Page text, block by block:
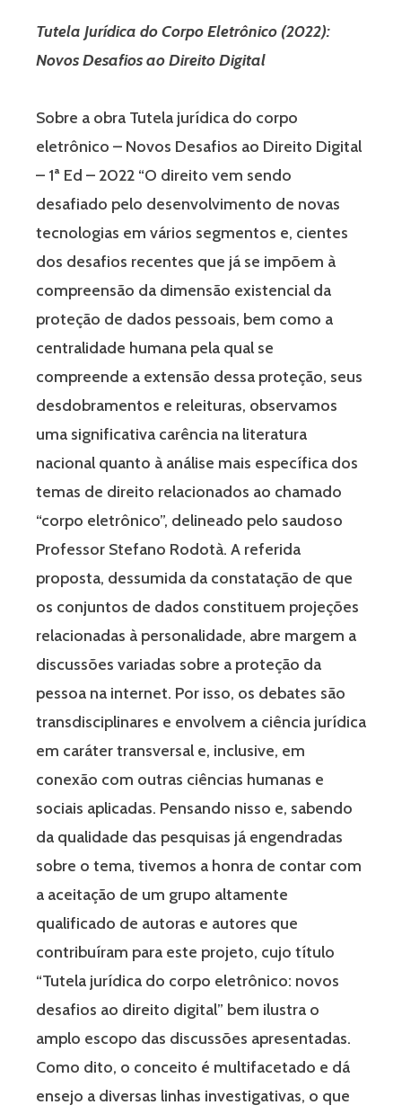
Tutela Jurídica do Corpo Eletrônico (2022):
Novos Desafios ao Direito Digital
Sobre a obra Tutela jurídica do corpo
eletrônico – Novos Desafios ao Direito Digital
– 1ª Ed – 2022 “O direito vem sendo
desafiado pelo desenvolvimento de novas
tecnologias em vários segmentos e, cientes
dos desafios recentes que já se impõem à
compreensão da dimensão existencial da
proteção de dados pessoais, bem como a
centralidade humana pela qual se
compreende a extensão dessa proteção, seus
desdobramentos e releituras, observamos
uma significativa carência na literatura
nacional quanto à análise mais específica dos
temas de direito relacionados ao chamado
“corpo eletrônico”, delineado pelo saudoso
Professor Stefano Rodotà. A referida
proposta, dessumida da constatação de que
os conjuntos de dados constituem projeções
relacionadas à personalidade, abre margem a
discussões variadas sobre a proteção da
pessoa na internet. Por isso, os debates são
transdisciplinares e envolvem a ciência jurídica
em caráter transversal e, inclusive, em
conexão com outras ciências humanas e
sociais aplicadas. Pensando nisso e, sabendo
da qualidade das pesquisas já engendradas
sobre o tema, tivemos a honra de contar com
a aceitação de um grupo altamente
qualificado de autoras e autores que
contribuíram para este projeto, cujo título
“Tutela jurídica do corpo eletrônico: novos
desafios ao direito digital” bem ilustra o
amplo escopo das discussões apresentadas.
Como dito, o conceito é multifacetado e dá
ensejo a diversas linhas investigativas, o que